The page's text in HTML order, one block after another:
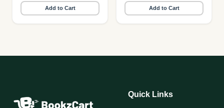
Add to Cart
சரிதம்
Add to Cart
Quick Links